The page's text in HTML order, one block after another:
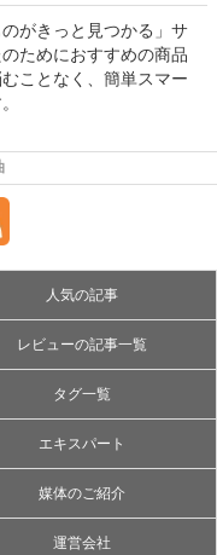
がきっと見つかる」サ
ためにおすすめの商品
ことなく、簡単スマー
人気の記事
レビューの記事一覧
タグ一覧
エキスパート
媒体のご紹介
運営会社